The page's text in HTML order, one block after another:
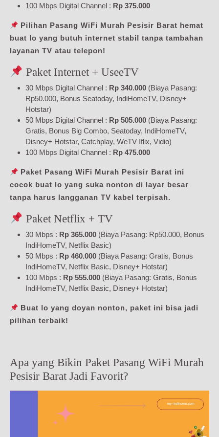
100 Mbps Digital Channel : Rp 375.000
Pilihan Pasang WiFi Murah Pesisir Barat hemat
buat lo yang butuh internet stabil tanpa tambahan
layanan TV atau telepon!
Paket Internet + UseeTV
30 Mbps Digital Channel : Rp 340.000 (Biaya Pasang:
Rp50.000, Bonus Seatoday, IndiHomeTV, Disney+
Hotstar)
50 Mbps Digital Channel : Rp 505.000 (Biaya Pasang:
Gratis, Bonus Big Combo, Seatoday, IndiHomeTV,
Disney+ Hotstar, Catchplay, WeTV Iflix, Vidio)
100 Mbps Digital Channel : Rp 475.000
Paket Pasang WiFi Murah Pesisir Barat ini
cocok buat lo yang suka nonton di layar besar
tanpa harus langganan TV kabel terpisah.
Paket Netflix + TV
30 Mbps : Rp 365.000 (Biaya Pasang: Rp50.000, Bonus
IndiHomeTV, Netflix Basic)
50 Mbps : Rp 460.000 (Biaya Pasang: Gratis, Bonus
IndiHomeTV, Netflix Basic, Disney+ Hotstar)
100 Mbps : Rp 555.000 (Biaya Pasang: Gratis, Bonus
IndiHomeTV, Netflix Basic, Disney+ Hotstar)
Buat lo yang doyan nonton, paket ini bisa jadi
pilihan terbaik!
Apa yang Bikin Paket Pasang WiFi Murah
Pesisir Barat Jadi Favorit?